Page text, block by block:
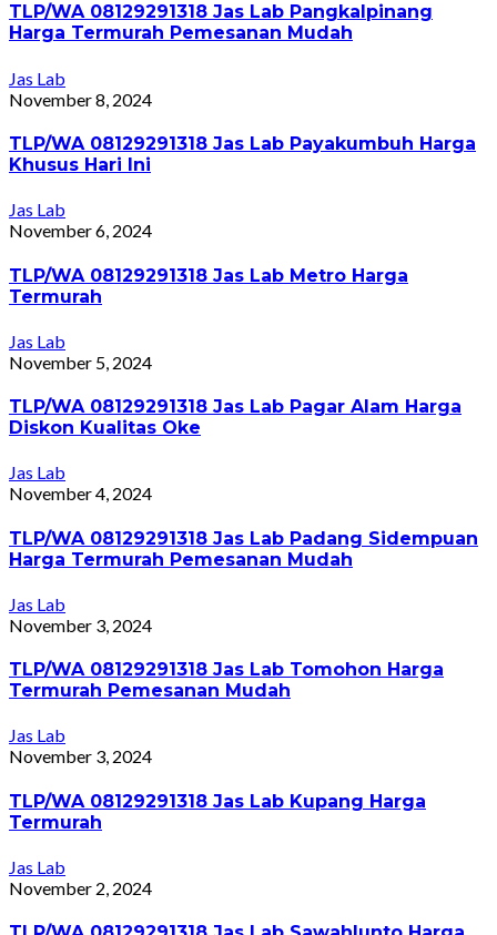
TLP/WA 08129291318 Jas Lab Pangkalpinang
Harga Termurah Pemesanan Mudah
Jas Lab
November 8, 2024
TLP/WA 08129291318 Jas Lab Payakumbuh Harga
Khusus Hari Ini
Jas Lab
November 6, 2024
TLP/WA 08129291318 Jas Lab Metro Harga
Termurah
Jas Lab
November 5, 2024
TLP/WA 08129291318 Jas Lab Pagar Alam Harga
Diskon Kualitas Oke
Jas Lab
November 4, 2024
TLP/WA 08129291318 Jas Lab Padang Sidempuan
Harga Termurah Pemesanan Mudah
Jas Lab
November 3, 2024
TLP/WA 08129291318 Jas Lab Tomohon Harga
Termurah Pemesanan Mudah
Jas Lab
November 3, 2024
TLP/WA 08129291318 Jas Lab Kupang Harga
Termurah
Jas Lab
November 2, 2024